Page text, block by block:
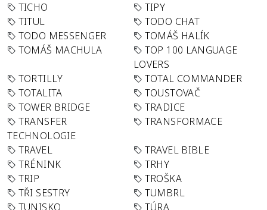
TICHO
TIPY
TITUL
TODO CHAT
TODO MESSENGER
TOMÁŠ HALÍK
TOMÁŠ MACHULA
TOP 100 LANGUAGE
LOVERS
TORTILLY
TOTAL COMMANDER
TOTALITA
TOUSTOVAČ
TOWER BRIDGE
TRADICE
TRANSFER
TECHNOLOGIE
TRANSFORMACE
TRAVEL
TRAVEL BIBLE
TRÉNINK
TRHY
TRIP
TROŠKA
TŘI SESTRY
TUMBRL
TUNISKO
TÚRA